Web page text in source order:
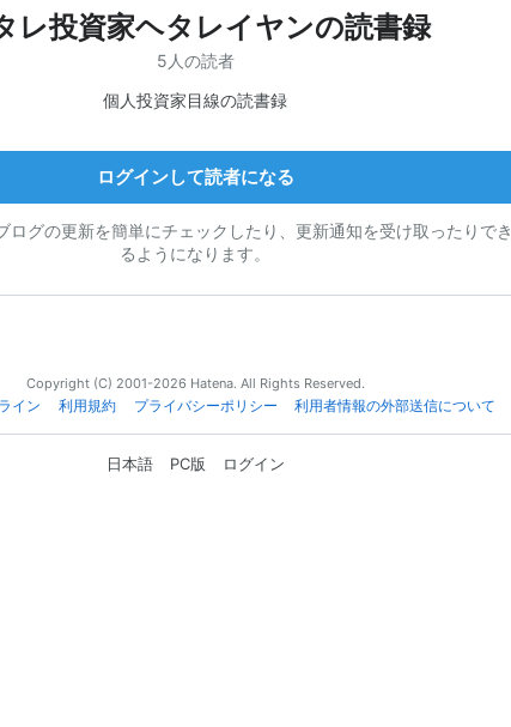
レ投資家ヘタレイヤンの読書録
5人の読者
個人投資家目線の読書録
ログインして読者になる
ログの更新を簡単にチェックしたり、更新通知を受け取ったりでき
るようになります。
Copyright (C) 2001-2026 Hatena. All Rights Reserved.
イン 利用規約 プライバシーポリシー 利用者情報の外部送信について
日本語 PC版 ログイン